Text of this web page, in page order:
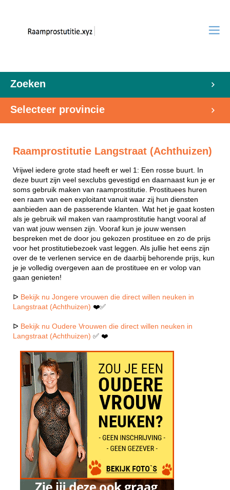
Zoeken
Selecteer provincie
Raamprostitutie Langstraat (Achthuizen)
Vrijwel iedere grote stad heeft er wel 1: Een rosse buurt. In
deze buurt zijn veel sexclubs gevestigd en daarnaast kun je er
soms gebruik maken van raamprostitutie. Prostituees huren
een raam van een exploitant vanuit waar zij hun diensten
aanbieden aan de passerende klanten. Wat het je gaat kosten
als je gebruik wil maken van raamprostitutie hangt vooral af
van wat jouw wensen zijn. Vooraf kun je jouw wensen
bespreken met de door jou gekozen prostituee en zo de prijs
voor het prostitutiebezoek vast leggen. Als jullie het eens zijn
over de te verlenen service en de daarbij behorende prijs, kun
je je volledig overgeven aan de prostituee en er volop van
gaan genieten!
ᐅ Bekijk nu Jongere vrouwen die direct willen neuken in
Langstraat (Achthuizen) ❤️✅
ᐅ Bekijk nu Oudere Vrouwen die direct willen neuken in
Langstraat (Achthuizen) ✅ ❤️